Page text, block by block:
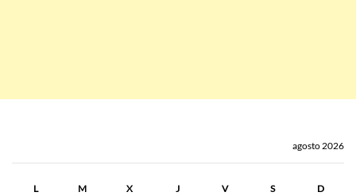
agosto 2026
L M X J V S D